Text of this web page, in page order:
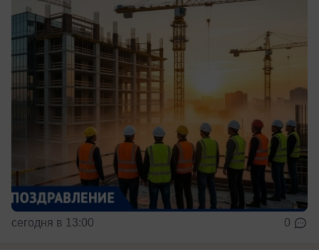
сегодня в 13:00 0